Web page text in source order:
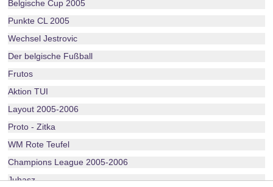
Belgische Cup 2005
Punkte CL 2005
Wechsel Jestrovic
Der belgische Fußball
Frutos
Aktion TUI
Layout 2005-2006
Proto - Zitka
WM Rote Teufel
Champions League 2005-2006
Juhasz